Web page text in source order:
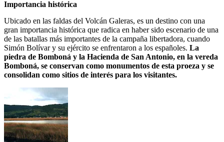
Importancia histórica
Ubicado en las faldas del Volcán Galeras, es un destino con una
gran importancia histórica que radica en haber sido escenario de una
de las batallas más importantes de la campaña libertadora, cuando
Simón Bolívar y su ejército se enfrentaron a los españoles. La
piedra de Bomboná y la Hacienda de San Antonio, en la vereda
Bomboná, se conservan como monumentos de esta proeza y se
consolidan como sitios de interés para los visitantes.